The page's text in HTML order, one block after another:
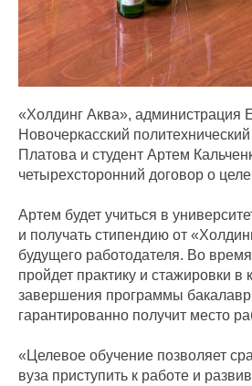
«Холдинг Аква», администрация
Новочеркасский
Платова и студент Артем
четырехсторонний договор о
Артем будет учиться в
и получать стипендию от
будущего работодателя. Во
пройдет практику и стажировки
завершения программы
гарантированно получит место
«Целевое обучение позволяет
вуза приступить к работе и